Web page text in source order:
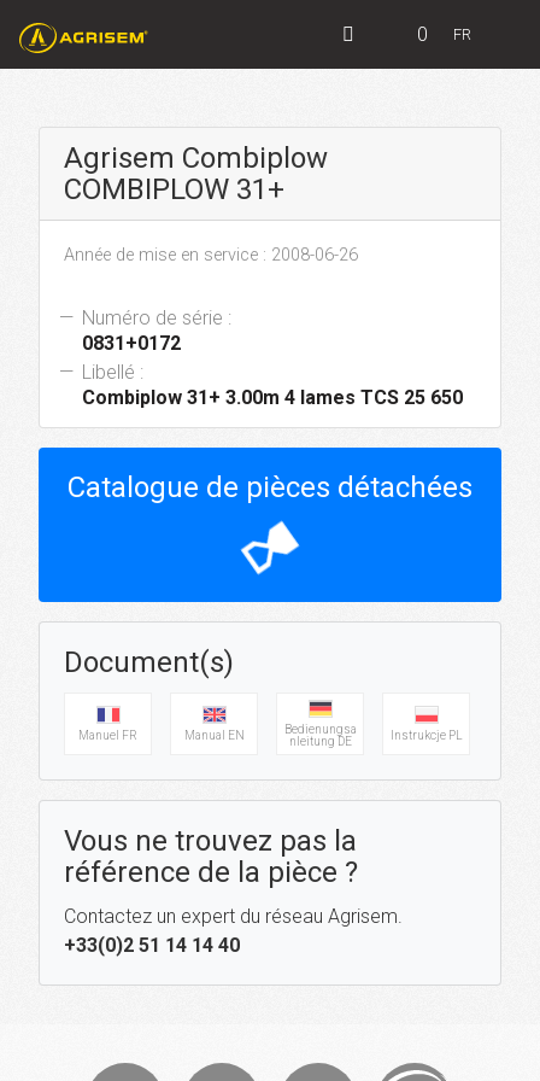
0 FR
Agrisem Combiplow
COMBIPLOW 31+
Année de mise en service : 2008-06-26
Numéro de série :
0831+0172
Libellé :
Combiplow 31+ 3.00m 4 lames TCS 25 650
Catalogue de pièces détachées
hourglass_top
Document(s)
Manuel FR Manual EN
Bedienungsa
nleitung DE
Instrukcje PL
Vous ne trouvez pas la
référence de la pièce ?
Contactez un expert du réseau Agrisem.
+33(0)2 51 14 14 40